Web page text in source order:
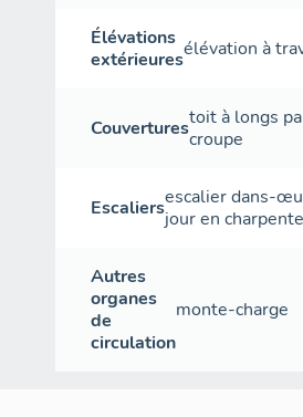
Élévations
extérieuresélévation à
Couverturestoit à longs
croupe
Escaliersescalier dans-
jouren charpente
Autres
organes
de
circulation
monte-charge